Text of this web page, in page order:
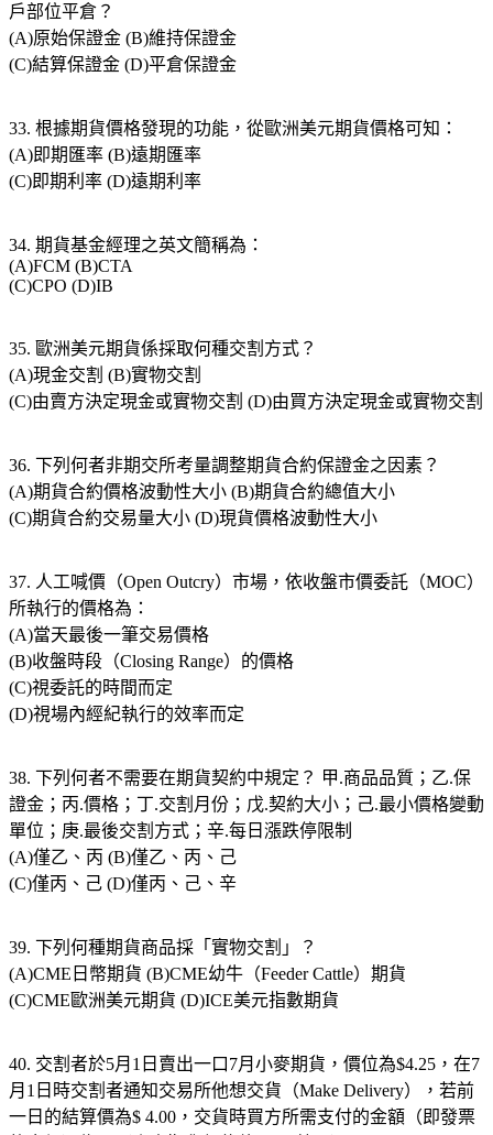
戶部位平倉？
(A)原始保證金 (B)維持保證金
(C)結算保證金 (D)平倉保證金
33. 根據期貨價格發現的功能，從歐洲美元期貨價格可知：
(A)即期匯率 (B)遠期匯率
(C)即期利率 (D)遠期利率
34. 期貨基金經理之英文簡稱為：
(A)FCM (B)CTA
(C)CPO (D)IB
35. 歐洲美元期貨係採取何種交割方式？
(A)現金交割 (B)實物交割
(C)由賣方決定現金或實物交割 (D)由買方決定現金或實物交割
36. 下列何者非期交所考量調整期貨合約保證金之因素？
(A)期貨合約價格波動性大小 (B)期貨合約總值大小
(C)期貨合約交易量大小 (D)現貨價格波動性大小
37. 人工喊價（Open Outcry）市場，依收盤市價委託（MOC）
所執行的價格為：
(A)當天最後一筆交易價格
(B)收盤時段（Closing Range）的價格
(C)視委託的時間而定
(D)視場內經紀執行的效率而定
38. 下列何者不需要在期貨契約中規定？ 甲.商品品質；乙.保
證金；丙.價格；丁.交割月份；戊.契約大小；己.最小價格變動
單位；庚.最後交割方式；辛.每日漲跌停限制
(A)僅乙、丙 (B)僅乙、丙、己
(C)僅丙、己 (D)僅丙、己、辛
39. 下列何種期貨商品採「實物交割」？
(A)CME日幣期貨 (B)CME幼牛（Feeder Cattle）期貨
(C)CME歐洲美元期貨 (D)ICE美元指數期貨
40. 交割者於5月1日賣出一口7月小麥期貨，價位為$4.25，在7
月1日時交割者通知交易所他想交貨（Make Delivery），若前
一日的結算價為$ 4.00，交貨時買方所需支付的金額（即發票